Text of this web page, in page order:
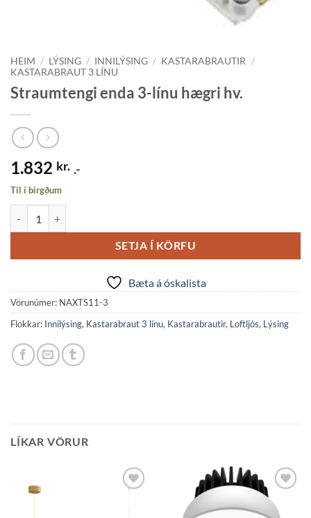
HEIM / LÝSING / INNILÝSING / KASTARABRAUTIR
/
KASTARABRAUT 3 LÍNU
Straumtengi enda 3-línu hægri hv.
1.832 kr. .-
Til í birgðum
SETJA Í KÖRFU
Bæta á óskalista
Vörunúmer: NAXTS11-3
Flokkar: Innilýsing, Kastarabraut 3 línu, Kastarabrautir, Loftljós, Lýsing
LÍKAR VÖRUR
Bæta á
óskalista